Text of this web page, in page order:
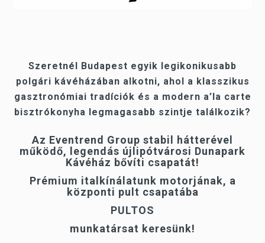
Szeretnél Budapest egyik legikonikusabb
polgári kávéházában alkotni, ahol a klasszikus
gasztronómiai tradíciók és a modern a’la carte
bisztrókonyha legmagasabb szintje találkozik?
Az Eventrend Group stabil hátterével
működő, legendás újlipótvárosi Dunapark
Kávéház bővíti csapatát!
Prémium italkínálatunk motorjának, a
központi pult csapatába
PULTOS
munkatársat keresünk!